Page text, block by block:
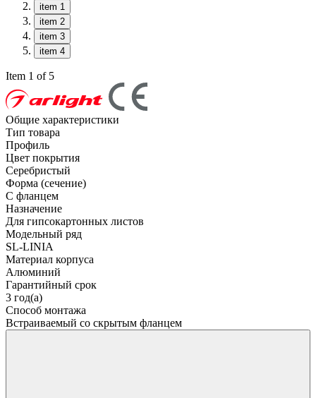
item 1
item 2
item 3
item 4
Item 1 of 5
Общие характеристики
Тип товара
Профиль
Цвет покрытия
Серебристый
Форма (сечение)
С фланцем
Назначение
Для гипсокартонных листов
Модельный ряд
SL-LINIA
Материал корпуса
Алюминий
Гарантийный срок
3 год(а)
Способ монтажа
Встраиваемый со скрытым фланцем